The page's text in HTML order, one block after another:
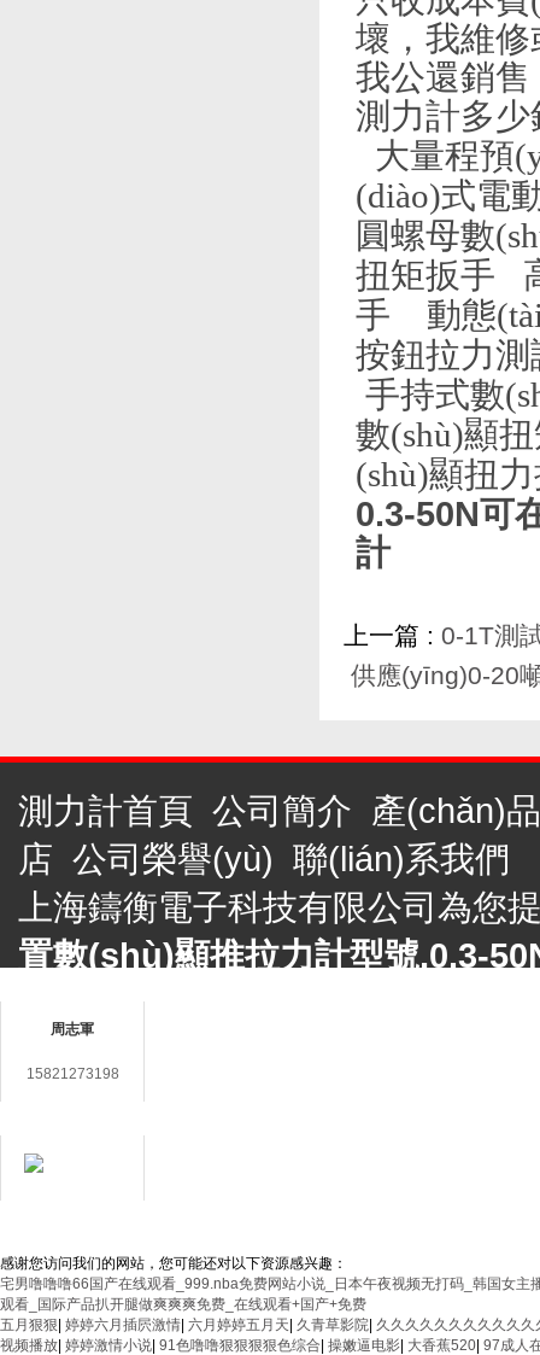
壞，我
我公還銷售
測力計多少
大量程預
(diào)式電
圓螺母數
扭矩扳手
手
動態
按鈕拉力
手持式數
數(shù)顯
(shù)顯扭
0.3-50N可
計
上一篇 : 0-1T測
供應(yīng)0-20
測力計首頁 公司簡介 產(chǎn)
店 公司榮譽(yù) 聯(lián)系我們
上海鑄衡電子科技有限公司為您
置數(shù)顯推拉力計型號,0.3-
力計規(guī)格
鎮(zhèn)九新公路2888號5號樓
備件銷售電話 Tel： 傳真 Fax：
E-mail：
周志軍
15821273198
感谢您访问我们的网站，您可能还对以下资源感兴趣：
宅男噜噜噜66国产在线观看_999.nba免费网站小说_日本午夜视频无打码_韩国女
观看_国际产品扒开腿做爽爽爽免费_在线观看+国产+免费
五月狠狠 婷婷六月插屄激情 六月婷婷五月天 久青草影院 久久久久久久久久久久久
视频播放 婷婷激情小说 91色噜噜狠狠狠狠色综合 操嫩逼电影 大香蕉520 97成人